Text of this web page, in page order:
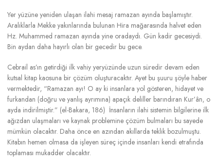
Yer yüzüne yeniden ulaşan ilahi mesaj ramazan ayında başlamıştır.
Aralıklarla Mekke yakınlarında bulunan Hira mağarasında halvet eden
Hz. Muhammed ramazan ayında yine oradaydı. Gün kadir gecesiydi.
Bin aydan daha hayırlı olan bir gecedir bu gece.
Cebrail as’ın getirdiği ilk vahiy yeryüzünde uzun süredir devam eden
kutsal kitap kaosuna bir çözüm oluşturacaktır. Ayet bu şuuru şöyle haber
vermektedir, “Ramazan ayı! O ay ki insanlara yol gösteren, hidayet ve
furkandan (doğru ve yanlış ayrımına) apaçık deliller barındıran Kur’ân, o
ayda indirilmiştir.” (el-Bakara, 186) İnsanların ilahi sistemin bilgilerine ilk
ağızdan ulaşmaları ve kaynak problemine çözüm bulmaları bu sayede
mümkün olacaktır. Daha önce en azından akıllarda teklik bozulmuştu.
Kitabın hemen olmasa da işleyen süreç içinde insanları kendi etrafında
toplaması mukadder olacaktır.